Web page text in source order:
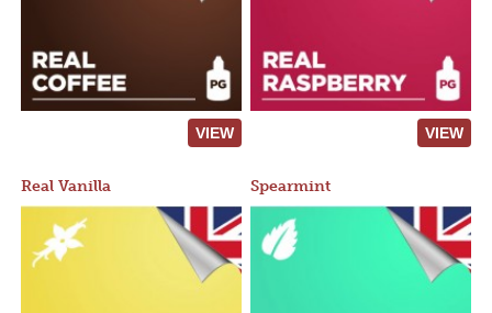
VIEW VIEW
Real Vanilla Spearmint